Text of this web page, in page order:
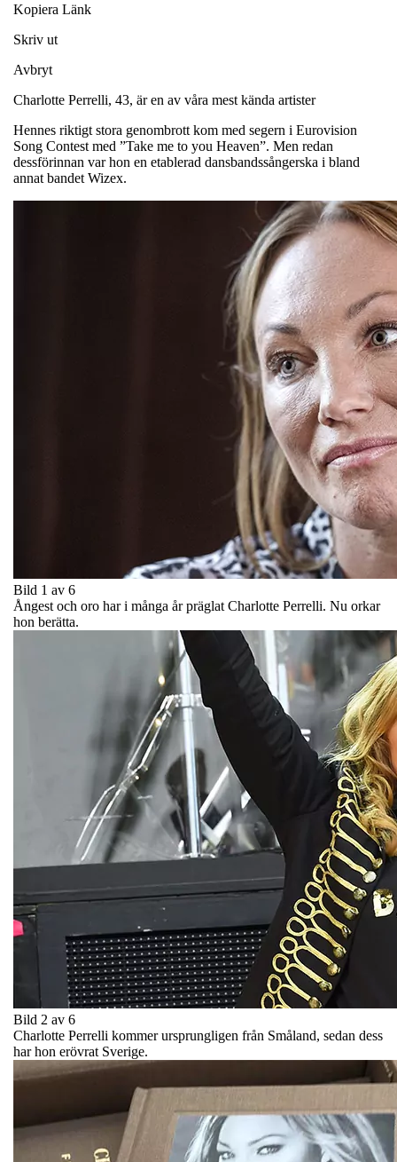
Kopiera Länk
Skriv ut
Avbryt
Charlotte Perrelli, 43, är en av våra mest kända artister
Hennes riktigt stora genombrott kom med segern i Eurovision
Song Contest med ”Take me to you Heaven”. Men redan
dessförinnan var hon en etablerad dansbandssångerska i bland
annat bandet Wizex.
Bild 1 av 6
Ångest och oro har i många år präglat Charlotte Perrelli. Nu orkar
hon berätta.
Bild 2 av 6
Charlotte Perrelli kommer ursprungligen från Småland, sedan dess
har hon erövrat Sverige.